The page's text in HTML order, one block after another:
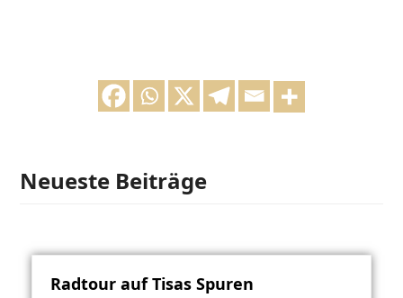
Neueste Beiträge
Radtour auf Tisas Spuren